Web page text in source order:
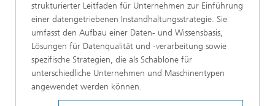
strukturierter Leitfaden für Unternehmen zur Einführung
einer datengetriebenen Instandhaltungsstrategie. Sie
umfasst den Aufbau einer Daten- und Wissensbasis,
Lösungen für Datenqualität und -verarbeitung sowie
spezifische Strategien, die als Schablone für
unterschiedliche Unternehmen und Maschinentypen
angewendet werden können.